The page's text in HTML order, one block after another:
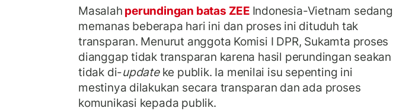
Masalah perundingan batas ZEE Indonesia-Vietnam sedang
memanas beberapa hari ini dan proses ini dituduh tak
transparan. Menurut anggota Komisi I DPR, Sukamta proses
dianggap tidak transparan karena hasil perundingan seakan
tidak di-updateke publik. Ia menilai isu sepenting ini
mestinya dilakukan secara transparan dan ada proses
komunikasi kepada publik.